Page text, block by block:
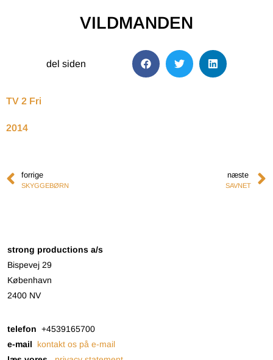
VILDMANDEN
del siden
TV 2 Fri
2014
forrige
SKYGGEBØRN
næste
SAVNET
strong productions a/s
Bispevej 29
København
2400 NV
telefon +4539165700
e-mail kontakt os på e-mail